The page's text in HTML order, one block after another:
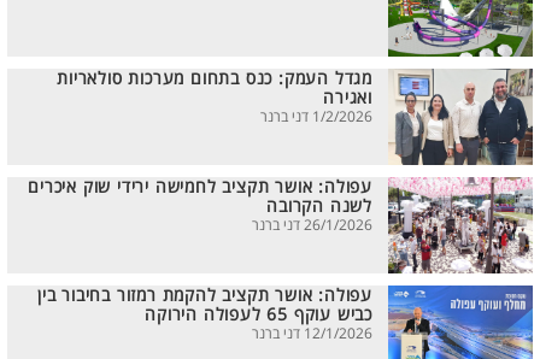
מגדל העמק: כנס בתחום מערכות סולאריות
ואגירה
1/2/2026 דני ברנר
עפולה: אושר תקציב לחמישה ירידי שוק איכרים
לשנה הקרובה
26/1/2026 דני ברנר
עפולה: אושר תקציב להקמת רמזור בחיבור בין
כביש עוקף 65 לעפולה הירוקה
12/1/2026 דני ברנר